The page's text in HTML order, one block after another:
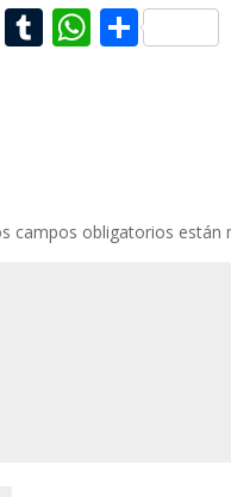
Pi T W
p
p
C
ti
r
campos obligatorios